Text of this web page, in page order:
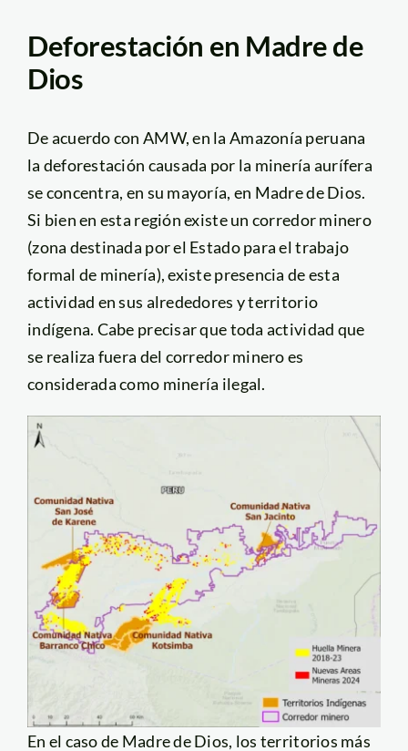
Deforestación en Madre de
Dios
De acuerdo con AMW, en la Amazonía peruana
la deforestación causada por la minería aurífera
se concentra, en su mayoría, en Madre de Dios.
Si bien en esta región existe un corredor minero
(zona destinada por el Estado para el trabajo
formal de minería), existe presencia de esta
actividad en sus alrededores y territorio
indígena. Cabe precisar que toda actividad que
se realiza fuera del corredor minero es
considerada como minería ilegal.
En el caso de Madre de Dios, los territorios más